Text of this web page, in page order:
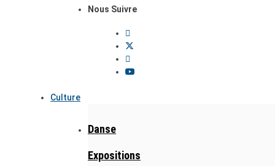
Nous Suivre
Culture
Danse
Expositions